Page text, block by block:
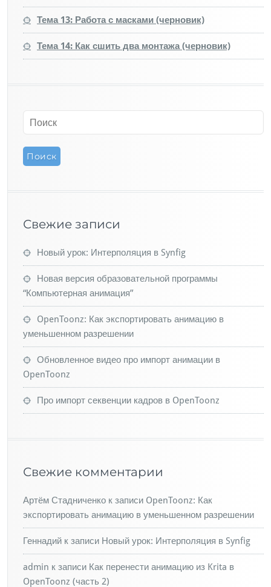
Тема 13: Работа с масками (черновик)
Тема 14: Как сшить два монтажа (черновик)
Свежие записи
Новый урок: Интерполяция в Synfig
Новая версия образовательной программы
“Компьютерная анимация”
OpenToonz: Как экспортировать анимацию в
уменьшенном разрешении
Обновленное видео про импорт анимации в
OpenToonz
Про импорт секвенции кадров в OpenToonz
Свежие комментарии
Артём Стадниченко к записи OpenToonz: Как
экспортировать анимацию в уменьшенном разрешении
Геннадий к записи Новый урок: Интерполяция в Synfig
admin к записи Как перенести анимацию из Krita в
OpenToonz (часть 2)